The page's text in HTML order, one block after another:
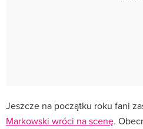
Jeszcze na początku roku fani
Markowski wróci na scenę.